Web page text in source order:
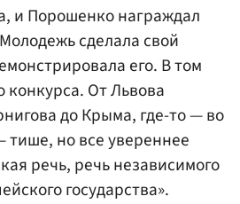
и Порошенко награждал
сделала свой
его. В том
конкурса. От Львова
до Крыма, где-то — во
тише, но все увереннее
речь, речь независимого
государства».